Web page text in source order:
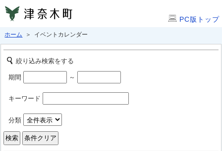
PC版トップ
ホーム ＞ イベントカレンダー
絞り込み検索をする
期間 ～
キーワード
分類